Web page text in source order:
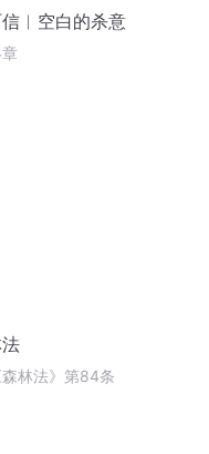
︱空白的杀意
森林法》第84条